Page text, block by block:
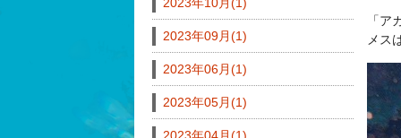
「
メス
2023年09月(1)
2023年06月(1)
2023年05月(1)
2023年04月(1)